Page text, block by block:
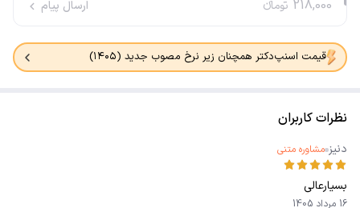
218,000 تومانء ارسال پیام
قیمت اسنپ‌دکتر همچنان زیر نرخ مصوب جدید (۱۴۰۵)
نظرات کاربران
دنیز مشاوره متنی
بسیارعالی
16 مرداد 1405